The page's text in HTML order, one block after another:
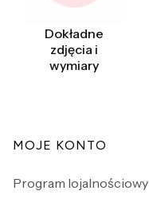
Dokładne
zdjęcia i
wymiary
Linki w stopce
MOJE KONTO
Program lojalnościowy